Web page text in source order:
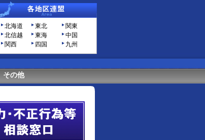
北海道 東北
関東
北信越
東海
中国
関西
四国 九州
その他